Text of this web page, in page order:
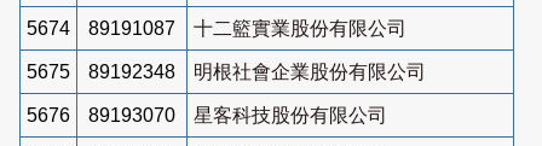
5674 89191087 十二籃實業股份有限公司
5675 89192348 明根社會企業股份有限公司
5676 89193070 星客科技股份有限公司